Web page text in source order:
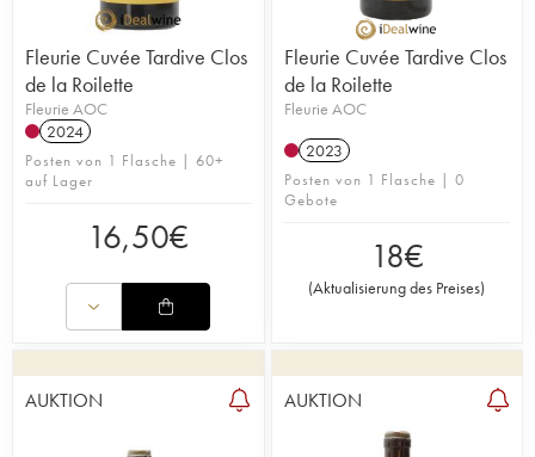
Fleurie Cuvée Tardive Clos
de la Roilette
Fleurie AOC
2024
Posten von 1 Flasche | 60+
auf Lager
16,50€
Fleurie Cuvée Tardive Clos
de la Roilette
Fleurie AOC
2023
Posten von 1 Flasche | 0
Gebote
18€
(Aktualisierung des Preises)
AUKTION AUKTION